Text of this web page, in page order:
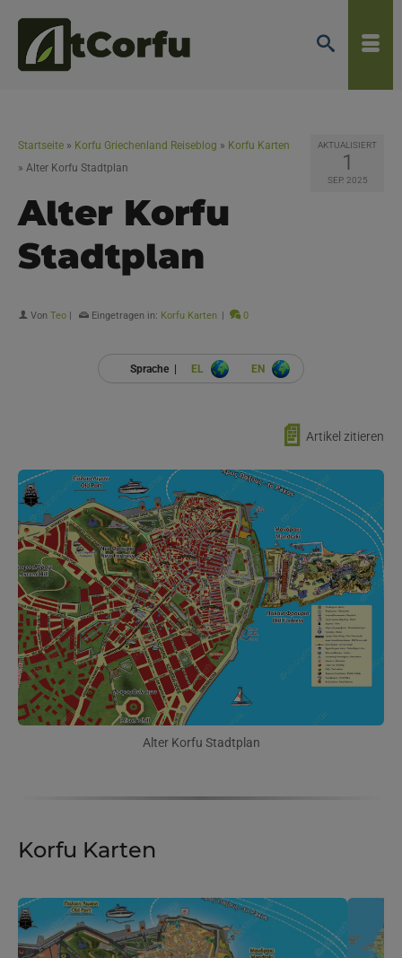
AKTUALISIERT
1
SEP. 2025
Startseite » Korfu Griechenland Reiseblog » Korfu Karten
» Alter Korfu Stadtplan
Alter Korfu
Stadtplan
Von Teo Eingetragen in: Korfu Karten 0
Sprache | EL EN
📄 Artikel zitieren
Alter Korfu Stadtplan
Korfu Karten